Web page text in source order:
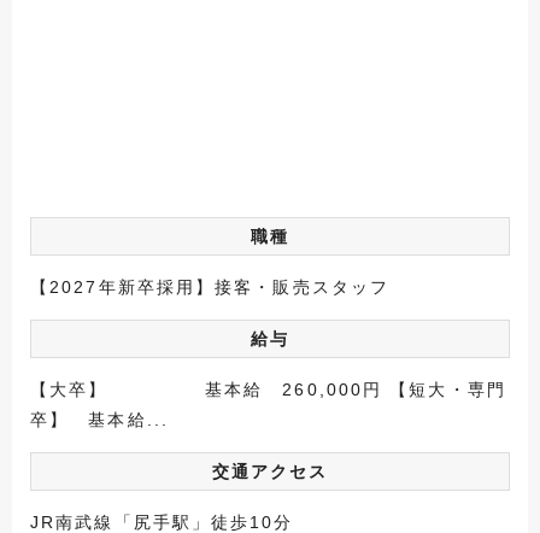
職種
【2027年新卒採用】接客・販売スタッフ
給与
【大卒】 基本給 260,000円 【短大・専門
卒】 基本給...
交通アクセス
JR南武線「尻手駅」徒歩10分